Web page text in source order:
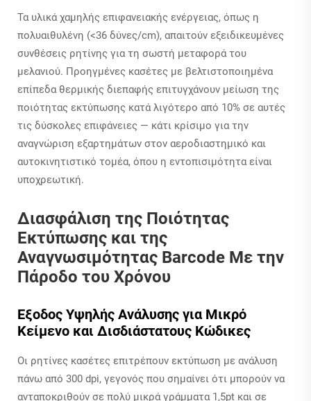
Τα υλικά χαμηλής επιφανειακής ενέργειας, όπως η
πολυαιθυλένη (<36 δύνες/cm), απαιτούν εξειδικευμένες
συνθέσεις ρητίνης για τη σωστή μεταφορά του
μελανιού. Προηγμένες κασέτες με βελτιστοποιημένα
επίπεδα θερμικής διεπαφής επιτυγχάνουν μείωση της
ποιότητας εκτύπωσης κατά λιγότερο από 10% σε αυτές
τις δύσκολες επιφάνειες — κάτι κρίσιμο για την
αναγνώριση εξαρτημάτων στον αεροδιαστημικό και
αυτοκινητιστικό τομέα, όπου η εντοπισιμότητα είναι
υποχρεωτική.
Διασφάλιση της Ποιότητας
Εκτύπωσης και της
Αναγνωσιμότητας Barcode Με την
Πάροδο του Χρόνου
Έξοδος Υψηλής Ανάλυσης για Μικρό
Κείμενο και Δισδιάστατους Κώδικες
Οι ρητίνες κασέτες επιτρέπουν εκτύπωση με ανάλυση
πάνω από 300 dpi, γεγονός που σημαίνει ότι μπορούν να
ανταποκριθούν σε πολύ μικρά γράμματα 1,5pt και σε